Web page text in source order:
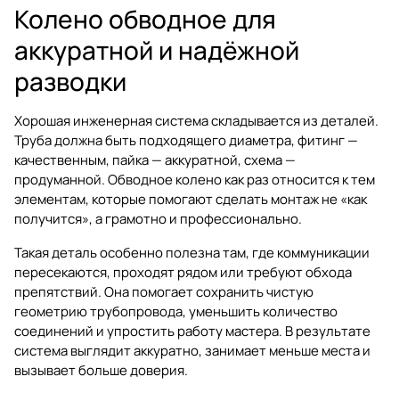
Колено обводное для
аккуратной и надёжной
разводки
Хорошая инженерная система складывается из деталей.
Труба должна быть подходящего диаметра, фитинг —
качественным, пайка — аккуратной, схема —
продуманной. Обводное колено как раз относится к тем
элементам, которые помогают сделать монтаж не «как
получится», а грамотно и профессионально.
Такая деталь особенно полезна там, где коммуникации
пересекаются, проходят рядом или требуют обхода
препятствий. Она помогает сохранить чистую
геометрию трубопровода, уменьшить количество
соединений и упростить работу мастера. В результате
система выглядит аккуратно, занимает меньше места и
вызывает больше доверия.